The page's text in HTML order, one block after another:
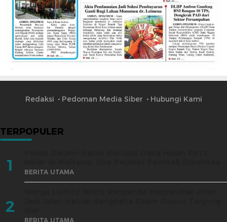
Redaksi Pedoman Media Siber Hubungi Kami
TERPOPULER
1 BERITA UTAMA
2
BERITA UTAMA